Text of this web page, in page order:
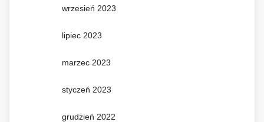
wrzesień 2023
lipiec 2023
marzec 2023
styczeń 2023
grudzień 2022